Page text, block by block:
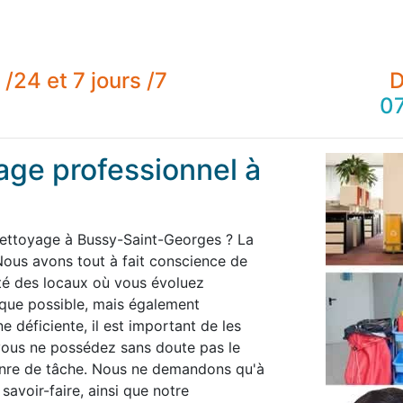
24 et 7 jours /7
professionnel à
à Bussy-Saint-Georges ? La
avons tout à fait conscience de
des locaux où vous évoluez
possible, mais également
déficiente, il est important de les
ne possédez sans doute pas le
de tâche. Nous ne demandons qu'à
faire, ainsi que notre